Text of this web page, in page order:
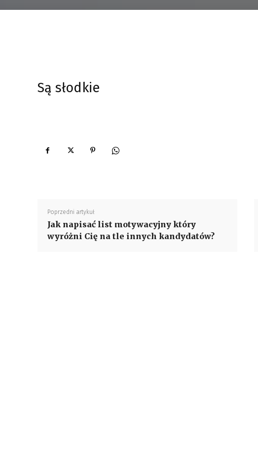
Są słodkie
Poprzedni artykuł
Jak napisać list motywacyjny który
wyróżni Cię na tle innych kandydatów?